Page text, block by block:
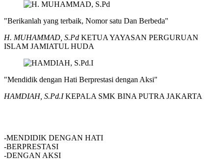
"Berikanlah yang terbaik, Nomor satu Dan Berbeda"
H. MUHAMMAD, S.Pd KETUA YAYASAN PERGURUAN
ISLAM JAMIATUL HUDA
"Mendidik dengan Hati Berprestasi dengan Aksi"
HAMDIAH, S.Pd.IKEPALA SMK BINA PUTRA JAKARTA
-MENDIDIK DENGAN HATI
-BERPRESTASI
-DENGAN AKSI